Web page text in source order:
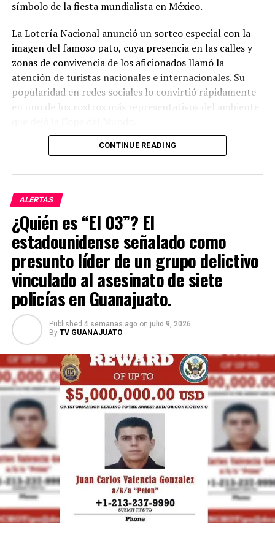
símbolo de la fiesta mundialista en México.
La Lotería Nacional anunció un sorteo especial con la
imagen del famoso pato, cuya presencia en las calles y
zonas de convivencia de los aficionados llamó la
atención de turistas nacionales e internacionales. Su
popularidad en redes sociales lo convirtió rápidamente
en uno de los rostros más representativos del ambiente
El sorteo repartirá un premio mayor de millones de
Con este billete conmemorativo, las autoridades buscan
celebrar uno de los fenómenos más inesperados y
entrañables que dejó el torneo, demostrando cómo un
personaje espontáneo logró ganarse el cariño de la
afición.
El “Pato Merlín” pasó de animar las calles durante el
Mundial a formar parte de la historia de la Lotería
Nacional, consolidándose como uno de los íconos más
recordados de la justa deportiva y un ejemplo de cómo
el entusiasmo de la afición puede trascender más allá de
las canchas.
CONTINUE READING
ALERTAS
¿Quién es “El 03”? El
estadounidense señalado como
presunto líder de un grupo delictivo
vinculado al asesinato de siete
policías en Guanajuato.
Published 4 semanas ago on julio 9, 2026
By TV GUANAJUATO